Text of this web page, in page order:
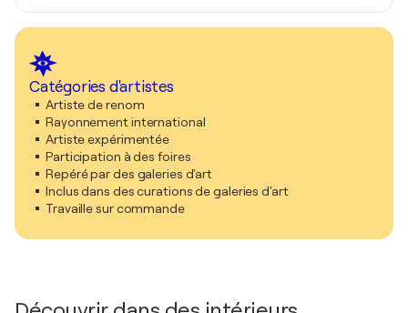
Catégories d'artistes
Artiste de renom
Rayonnement international
Artiste expérimentée
Participation à des foires
Repéré par des galeries d'art
Inclus dans des curations de galeries d'art
Travaille sur commande